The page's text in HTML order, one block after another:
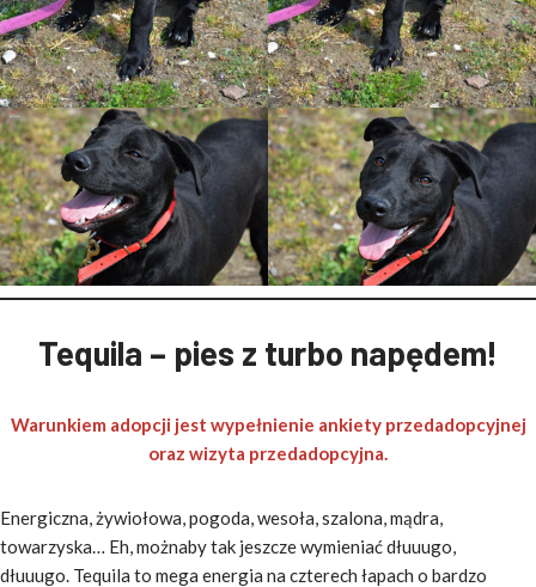
Tequila – pies z turbo napędem!
Warunkiem adopcji jest wypełnienie ankiety przedadopcyjnej
oraz wizyta przedadopcyjna.
Energiczna, żywiołowa, pogoda, wesoła, szalona, mądra,
towarzyska… Eh, możnaby tak jeszcze wymieniać dłuuugo,
dłuuugo. Tequila to mega energia na czterech łapach o bardzo